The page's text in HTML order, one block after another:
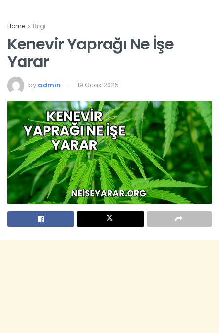
Home Bilgi
Kenevir Yaprağı Ne İşe
Yarar
by admin 19 Ocak 2025